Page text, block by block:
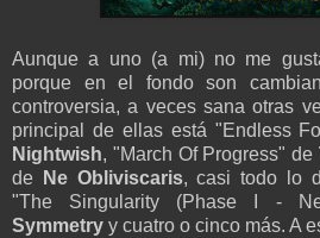
Aunque a uno (a mi) no me
porque en el fondo son
controversia, a veces sana otras
principal de ellas está "Endless
Nightwish, "March Of Progress" de
de
Ne Obliviscaris, casi todo lo
"The Singularity (Phase I -
Symmetry y cuatro o cinco más. A